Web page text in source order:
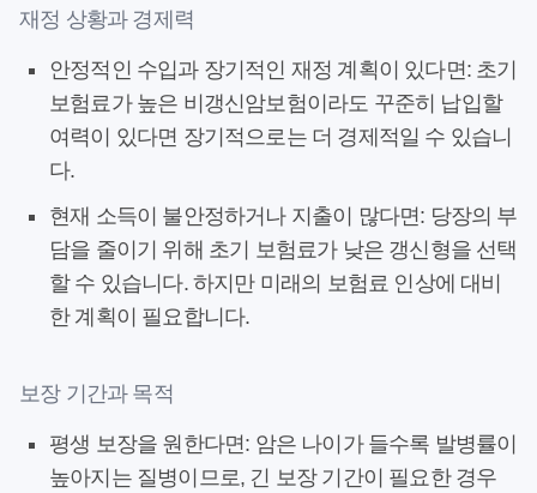
재정 상황과 경제력
안정적인 수입과 장기적인 재정 계획이 있다면: 초기
보험료가 높은 비갱신암보험이라도 꾸준히 납입할
여력이 있다면 장기적으로는 더 경제적일 수 있습니
다.
현재 소득이 불안정하거나 지출이 많다면: 당장의 부
담을 줄이기 위해 초기 보험료가 낮은 갱신형을 선택
할 수 있습니다. 하지만 미래의 보험료 인상에 대비
한 계획이 필요합니다.
보장 기간과 목적
평생 보장을 원한다면: 암은 나이가 들수록 발병률이
높아지는 질병이므로, 긴 보장 기간이 필요한 경우